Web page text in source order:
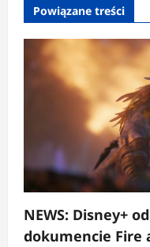
Powiązane treści
NEWS: Disney+
dokumencie Fire